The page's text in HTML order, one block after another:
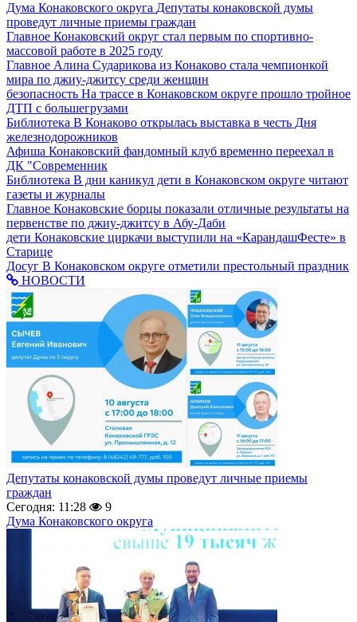
Дума Конаковского округа Депутаты конаковской думы
проведут личные приемы граждан
Главное Конаковский округ стал первым по спортивно-
массовой работе в 2025 году
Главное Алина Сударикова из Конаково стала чемпионкой
мира по джиу-джитсу среди женщин
безопасность На трассе в Конаковском округе прошло тройное
ДТП с большегрузами
Библиотека В Конаково открылась выставка в честь Дня
железнодорожников
Афиша Конаковский фандомный клуб временно переехал в
ДК "Современник
Библиотека В дни каникул дети в Конаковском округе читают
газеты и журналы
Главное Конаковские борцы показали отличные результаты на
первенстве по джиу-джитсу в Абу-Даби
дети Конаковские циркачи выступили на «КарандашФесте» в
Старице
Досуг В Конаковском округе отметили престольный праздник
НОВОСТИ
Депутаты конаковской думы проведут личные приемы
граждан
Сегодня: 11:28
9
Дума Конаковского округа